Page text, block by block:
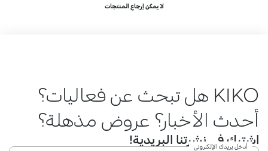
لا يمكن إرجاع المنتجات
KIKO هل تبحث عن فعاليات؟
أحدث الأخبار؟ عروض مذهلة؟
اشترك في نشرتنا البريدية!
أدخل بريدك الإلكتروني